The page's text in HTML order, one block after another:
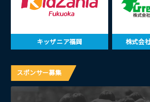
キッザニア福岡 株式会
スポンサー募集